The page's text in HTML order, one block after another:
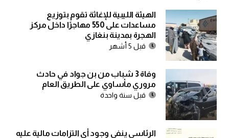
الهيئة الليبية للإغاثة تقوم بتوزيع
مساعدات على 550 مهاجرًا داخل مركز
الهجرة بمدينة بنغازي
قبل 5 أشهر
وفاة 3 شباب من بن جواد في حادث
مروري مأساوي على الطريق العام
قبل سنة واحدة
الرئاسي ينفي وجود أي التزامات مالية عليه